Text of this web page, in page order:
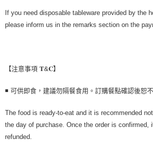
If you need disposable tableware provided by the
please inform us in the remarks section on the
【注意事項 𝐓&𝐂】
◾ 可供即食，建議勿隔餐食用。訂購餐點確認後恕
The food is ready-to-eat and it is recommended
the day of purchase. Once the order is confirmed,
refunded.